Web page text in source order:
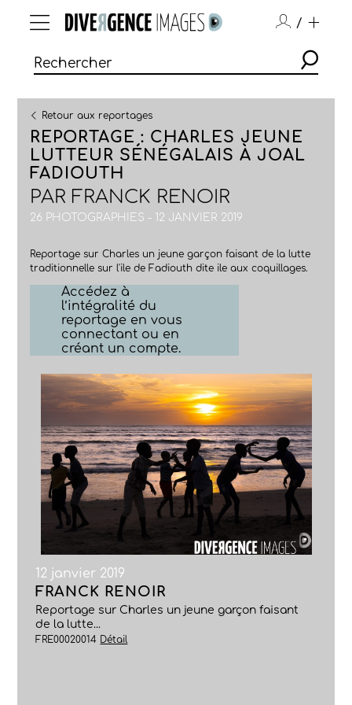
/
Retour aux reportages
REPORTAGE : CHARLES JEUNE
LUTTEUR SÉNÉGALAIS À JOAL
FADIOUTH
PAR FRANCK RENOIR
26 PHOTOGRAPHIES - 12 JANVIER 2019
Reportage sur Charles un jeune garçon faisant de la lutte
traditionnelle sur l'ile de Fadiouth dite ile aux coquillages.
Accédez à
l’intégralité du
reportage en vous
connectant ou en
créant un compte.
12 janvier 2019
FRANCK RENOIR
Reportage sur Charles un jeune garçon faisant
de la lutte...
FRE00020014 Détail